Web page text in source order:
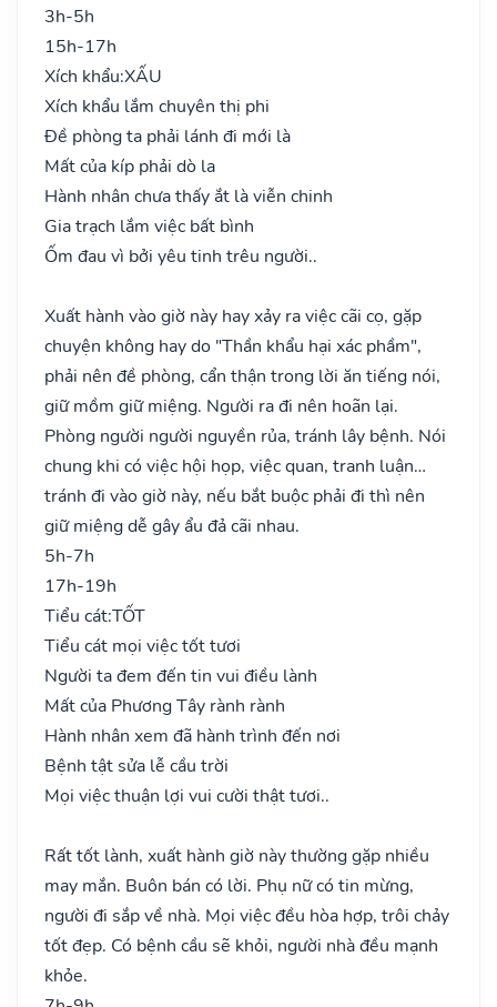
3h-5h
15h-17h
Xích khẩu:XẤU
Xích khẩu lắm chuyên thị phi
Đề phòng ta phải lánh đi mới là
Mất của kíp phải dò la
Hành nhân chưa thấy ắt là viễn chinh
Gia trạch lắm việc bất bình
Ốm đau vì bởi yêu tinh trêu người..
Xuất hành vào giờ này hay xảy ra việc cãi cọ, gặp
chuyện không hay do "Thần khẩu hại xác phầm",
phải nên đề phòng, cẩn thận trong lời ăn tiếng nói,
giữ mồm giữ miệng. Người ra đi nên hoãn lại.
Phòng người người nguyền rủa, tránh lây bệnh. Nói
chung khi có việc hội họp, việc quan, tranh luận…
tránh đi vào giờ này, nếu bắt buộc phải đi thì nên
giữ miệng dễ gây ẩu đả cãi nhau.
5h-7h
17h-19h
Tiểu cát:TỐT
Tiểu cát mọi việc tốt tươi
Người ta đem đến tin vui điều lành
Mất của Phương Tây rành rành
Hành nhân xem đã hành trình đến nơi
Bệnh tật sửa lễ cầu trời
Mọi việc thuận lợi vui cười thật tươi..
Rất tốt lành, xuất hành giờ này thường gặp nhiều
may mắn. Buôn bán có lời. Phụ nữ có tin mừng,
người đi sắp về nhà. Mọi việc đều hòa hợp, trôi chảy
tốt đẹp. Có bệnh cầu sẽ khỏi, người nhà đều mạnh
khỏe.